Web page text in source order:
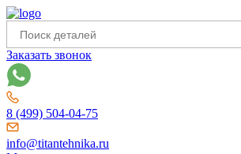
Заказать звонок
8 (499) 504-04-75
info@titantehnika.ru